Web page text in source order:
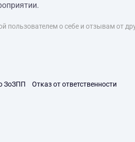
пользователем о себе и отзывам от
ЗоЗПП Отказ от ответственности